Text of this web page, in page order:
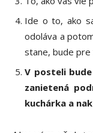
Ide o to, ako
odoláva a
stane, bude pre
V posteli
zanietená
kuchárka a